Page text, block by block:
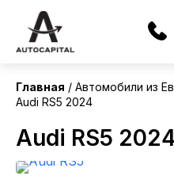
АВТОМОБИЛИ
ЭЛЕКТРОМОБИЛИ
Главная Автомобили из
Audi RS5 2024
Audi RS5 2024
Европа
Без пробега